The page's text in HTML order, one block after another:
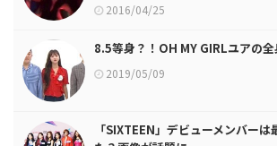
2016/04/25
8.5等身？！OH MY GIRLユアの
2019/05/09
「SIXTEEN」デビューメンバー